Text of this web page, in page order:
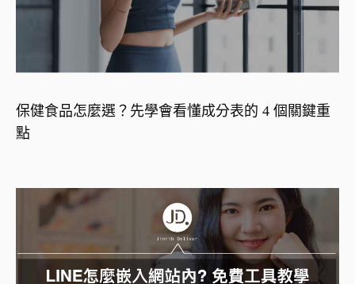
保健食品怎麼選？先學會看懂成分表的 4 個關鍵重
點